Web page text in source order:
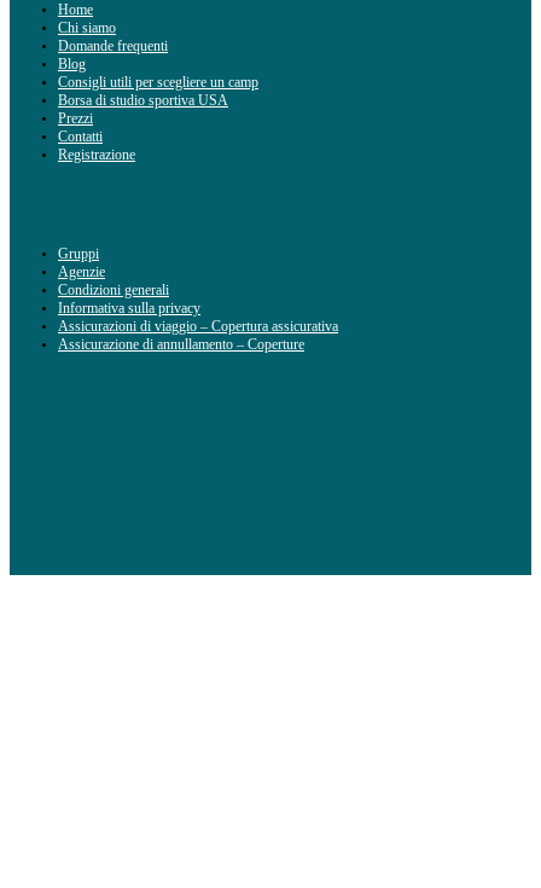
Home
Chi siamo
Domande frequenti
Blog
Consigli utili per scegliere un camp
Borsa di studio sportiva USA
Prezzi
Contatti
Registrazione
Gruppi
Agenzie
Condizioni generali
Informativa sulla privacy
Assicurazioni di viaggio – Copertura assicurativa
Assicurazione di annullamento – Coperture